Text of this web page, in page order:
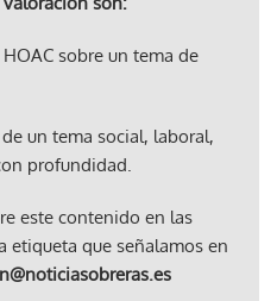
sobre un tema de
un tema social, laboral,
profundidad.
este contenido en las
etiqueta que señalamos en